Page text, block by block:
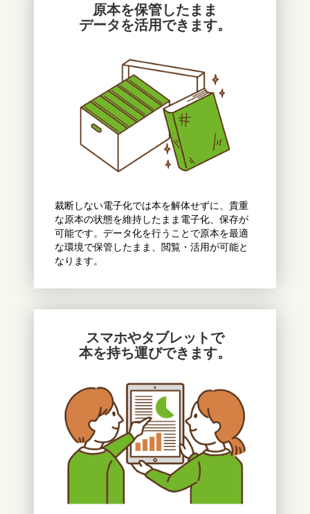
原本を保管したまま
データを活用できます。
裁断しない電子化では本を解体せずに、貴重
な原本の状態を維持したまま電子化、保存が
可能です。データ化を行うことで原本を最適
な環境で保管したまま、閲覧・活用が可能と
なります。
スマホやタブレットで
本を持ち運びできます。